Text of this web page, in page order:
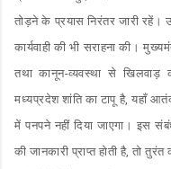
तोड़ने के प्रयास निरंतर जारी रहें।
कार्यवाही की भी सराहना की।
तथा कानून-व्यवस्था से खिलवाड़
मध्यप्रदेश शांति का टापू है, यहाँ
में पनपने नहीं दिया जाएगा। इस
की जानकारी प्राप्त होती है, तो